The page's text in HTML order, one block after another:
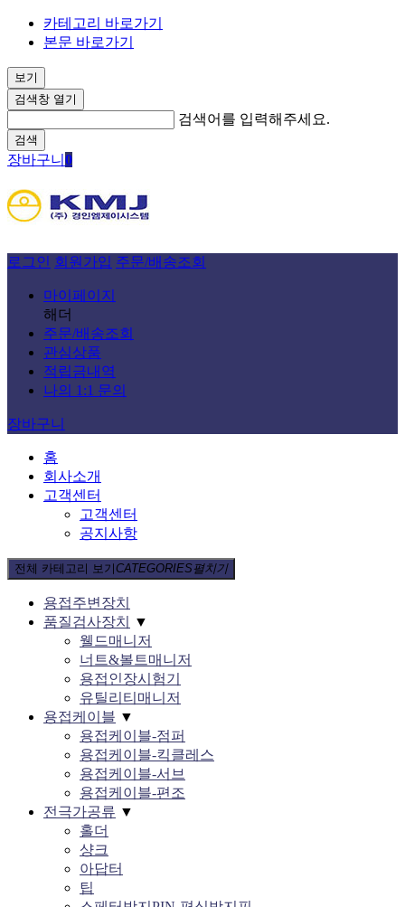
카테고리 바로가기
본문 바로가기
보기
검색창 열기
검색어를 입력해주세요.
검색
장바구니 0
로그인 회원가입 주문/배송조회
마이페이지
해더
주문/배송조회
관심상품
적립금내역
나의 1:1 문의
장바구니
홈
회사소개
고객센터
고객센터
공지사항
전체 카테고리 보기 CATEGORIES펼치기
용접주변장치
품질검사장치
▼
웰드매니저
너트&볼트매니저
용접인장시험기
유틸리티매니저
용접케이블 ▼
용접케이블-점퍼
용접케이블-킥클레스
용접케이블-서브
용접케이블-편조
전극가공류 ▼
홀더
샹크
아답터
팁